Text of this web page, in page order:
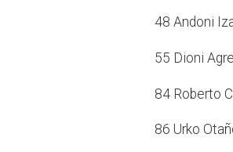
48 Andoni
55 Dioni
84 Roberto
86 Urko